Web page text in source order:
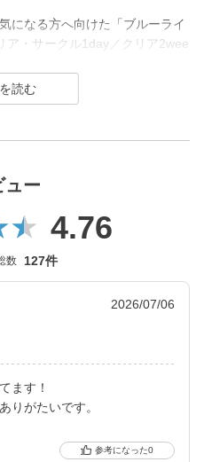
になる方へ向けた「ブルーライ
ア・サークル1day／クリア2wee
レンズ」（クリア・サークル1da
た、「毎日つけたい」コンタク
ュー
4.76
数 127件
2026/07/06
ます！
りがたいです。
0